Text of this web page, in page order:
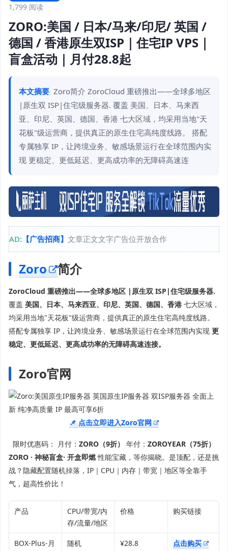
1,799 阅读
ZORO:美国 / 日本/马来/印尼/ 英国 /
德国 / 香港原生双ISP｜住宅IP VPS｜
盲盒活动｜月付28.8起
本文摘要 Zoro简介 ZoroCloud 重磅推出——全球多地区
|原生双 ISP|住宅级服务器. 覆盖 美国、日本、马来西
亚、印尼、英国、德国、香港 七大区域，均采用当地"天
花板"级运营商，提供真正的原生住宅高纯度线路。 搭配
专属独享 IP，让跨境业务、敏感场景运行在全球范围内实
现 更稳定、更低延迟、更高成功率的无障碍高速连
AD: 【广告招商】 文章正文文字广告位开放合作
Zoro 简介
ZoroCloud 重磅推出——全球多地区 |原生双 ISP|住宅级服务器.
覆盖 美国、日本、马来西亚、印尼、英国、德国、香港 七大区域，
均采用当地"天花板"级运营商，提供真正的原生住宅高纯度线路。
搭配专属独享 IP，让跨境业务、敏感场景运行在全球范围内实现 更
稳定、更低延迟、更高成功率的无障碍高速连接。
Zoro官网
📌 点击立即进入Zoro官网
限时优惠码： 月付： ZORO（9折） 年付： ZOROYEAR（75折）
ZORO · 神秘盲盒· 开盒即燃性能宝藏，等你揭晓。是顶配，还是挑
战？隐藏配置随机掉落，IP｜CPU｜内存｜带宽｜地区等全靠手
气，超高性价比！
产品
CPU/带宽/内
存/流量/地区
价格 购买链接
BOX-Plus-月
随机 ¥28.8 点击购买